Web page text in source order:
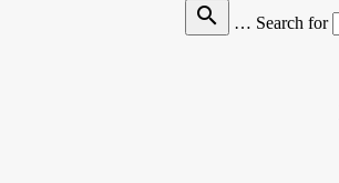
Search for
search